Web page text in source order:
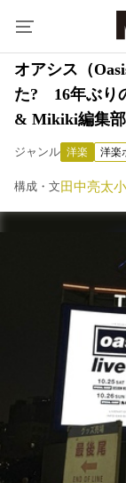
オアシス（
た? 16年ぶり
& Mikiki編集
ジャンル 洋楽 洋楽
構成・文田中亮太